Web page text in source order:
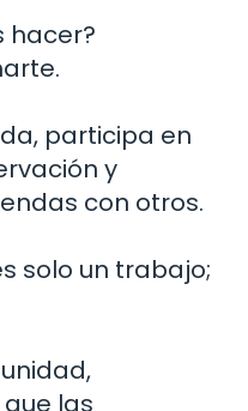
hacer?
participa en
y
con otros.
solo un trabajo;
las